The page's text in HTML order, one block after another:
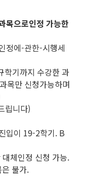
목으로인정 가능한
관한-시행세
학기까지 수강한 과
목만 신청가능하며
립니다)
입이 19-2학기. B
체인정 신청 가능.
불가.